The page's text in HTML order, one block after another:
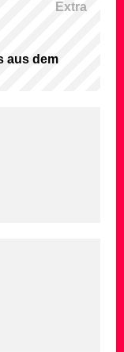
Extra
aus dem